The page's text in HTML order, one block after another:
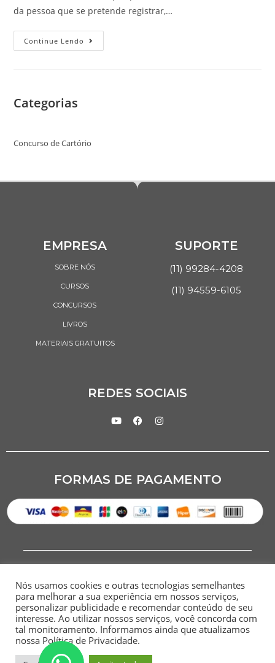
da pessoa que se pretende registrar,…
Continue Lendo
Categorias
Concurso de Cartório
EMPRESA
SOBRE NÓS
CURSOS
CONCURSOS
LIVROS
MATERIAIS GRATUITOS
SUPORTE
(11) 99284-4208
(11) 94559-6105
REDES SOCIAIS
FORMAS DE PAGAMENTO
CNPJ: 07.284.949/0001-00
HOME SITEMAP
Nós usamos cookies e outras tecnologias semelhantes
para melhorar a sua experiência em nossos serviços,
personalizar publicidade e recomendar conteúdo de seu
interesse. Ao utilizar nossos serviços, você concorda com
tal monitoramento. Informamos ainda que atualizamos
nossa Política de Privacidade.